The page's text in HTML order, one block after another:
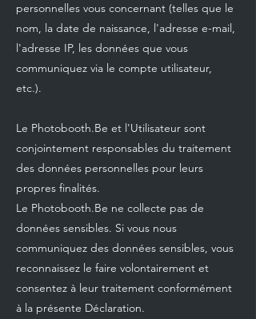
personnelles vous concernant (telles que le
nom, la date de naissance, l'adresse e-mail,
l'adresse IP, les données que vous
communiquez via le compte utilisateur,
etc.).
Le Photobooth.Be et l'Utilisateur sont
conjointement responsables du traitement
des données personnelles pour leurs
propres finalités.
Le Photobooth.Be ne collecte pas de
données sensibles. Si vous nous
communiquez des données sensibles, vous
reconnaissez le faire volontairement et
consentez à leur traitement conformément
à la présente Déclaration.